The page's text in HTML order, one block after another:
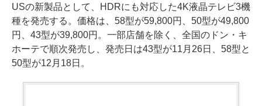
USの新製品として、HDRにも対応した4K液晶テレビ3機
種を発売する。価格は、58型が59,800円、50型が49,800
円、43型が39,800円。一部店舗を除く、全国のドン・キ
ホーテで順次発売し、発売日は43型が11月26日、58型と
50型が12月18日。